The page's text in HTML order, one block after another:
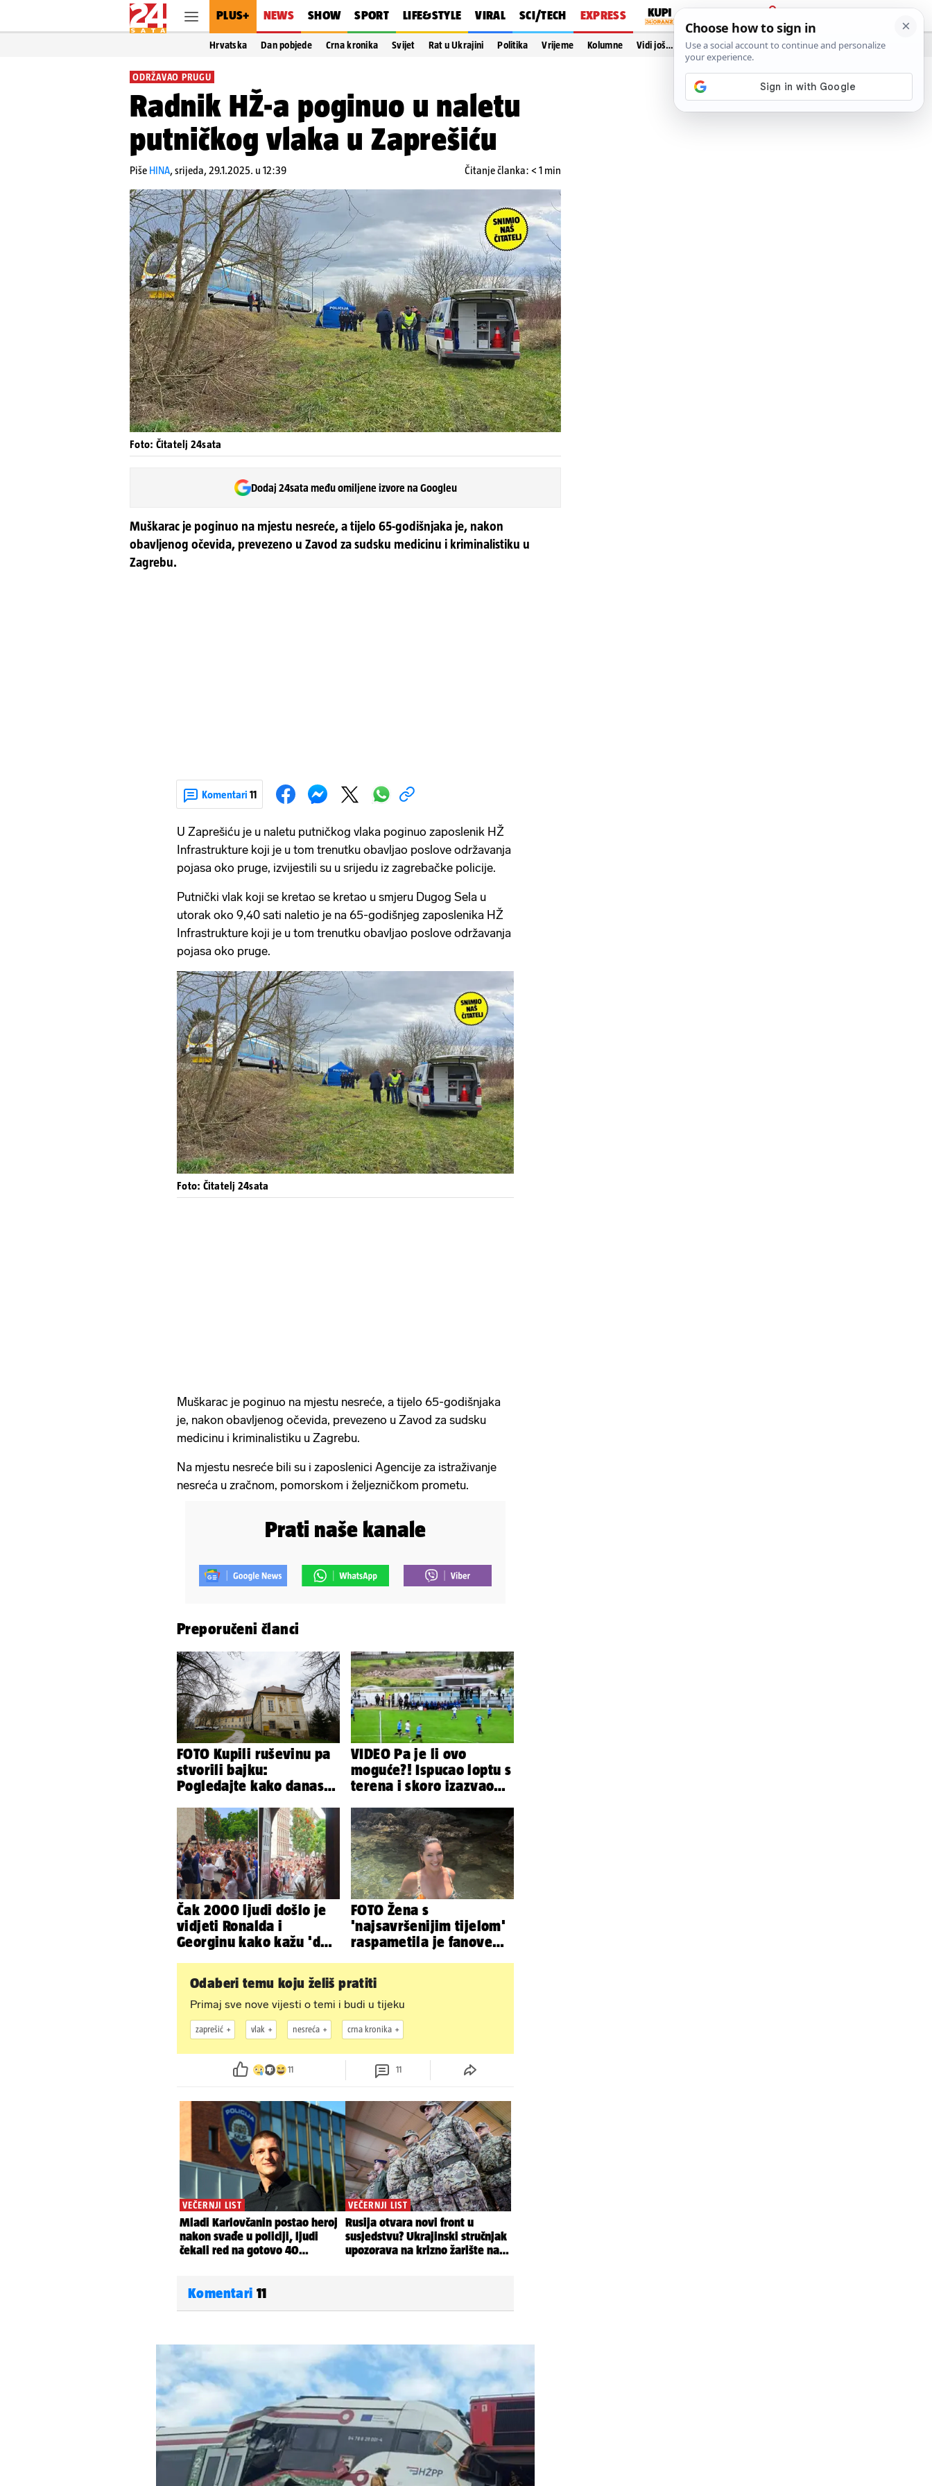
PLUS+ NEWS SHOW SPORT LIFE&STYLE VIRAL SCI/TECH EXPRESS
PRIJAVA
Hrvatska Dan pobjede Crna kronika Svijet Rat u Ukrajini Politika Vrijeme Kolumne Vidi još…
ODRŽAVAO PRUGU
Radnik HŽ-a poginuo u naletu
putničkog vlaka u Zaprešiću
Piše HINA,srijeda, 29.1.2025. u 12:39 Čitanje članka: < 1 min
Foto: Čitatelj 24sata
Dodaj 24sata među omiljene izvore na Googleu
Muškarac je poginuo na mjestu nesreće, a tijelo 65-godišnjaka je, nakon
obavljenog očevida, prevezeno u Zavod za sudsku medicinu i kriminalistiku u
Zagrebu.
Komentari 11
U Zaprešiću je u naletu putničkog vlaka poginuo zaposlenik HŽ
Infrastrukture koji je u tom trenutku obavljao poslove održavanja
pojasa oko pruge, izvijestili su u srijedu iz zagrebačke policije.
Putnički vlak koji se kretao se kretao u smjeru Dugog Sela u
utorak oko 9,40 sati naletio je na 65-godišnjeg zaposlenika HŽ
Infrastrukture koji je u tom trenutku obavljao poslove održavanja
pojasa oko pruge.
Foto: Čitatelj 24sata
Muškarac je poginuo na mjestu nesreće, a tijelo 65-godišnjaka
je, nakon obavljenog očevida, prevezeno u Zavod za sudsku
medicinu i kriminalistiku u Zagrebu.
Na mjestu nesreće bili su i zaposlenici Agencije za istraživanje
nesreća u zračnom, pomorskom i željezničkom prometu.
Prati naše kanale
Preporučeni članci
FOTO Kupili ruševinu pa
stvorili bajku:
Pogledajte kako danas
VIDEO Pa je li ovo
moguće?! Ispucao loptu s
terena i skoro izazvao
Čak 2000 ljudi došlo je
vidjeti Ronalda i
Georginu kako kažu 'da'.
Nicole!
FOTO Žena s
'najsavršenijim tijelom'
raspametila je fanove
plićaka
Odaberi temu koju želiš pratiti
Primaj sve nove vijesti o temi i budi u tijeku
zaprešić vlak nesreća crna kronika
11 11
Komentari 11